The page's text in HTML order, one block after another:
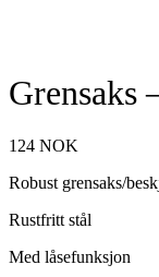
Grensaks
124 NOK
Robust grensaks/
Rustfritt stål
Med låsefunksjon